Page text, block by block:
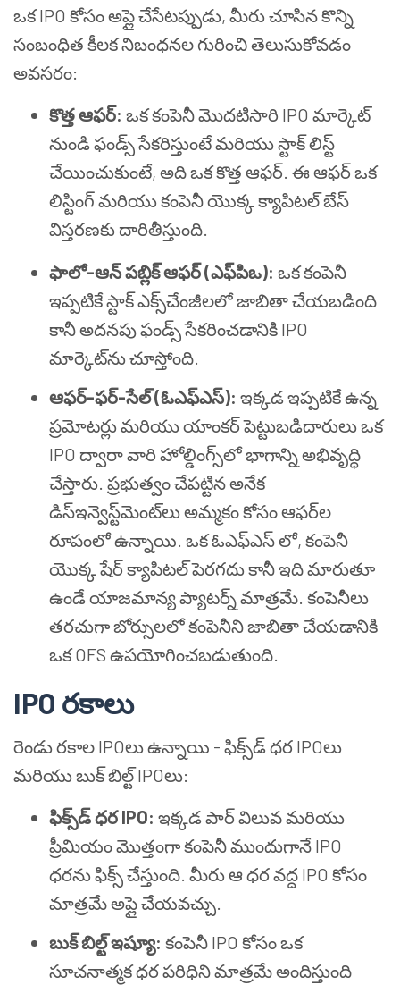
ఒక IPO కోసం అప్లై చేసేటప్పుడు, మీరు చూసిన కొన్ని
సంబంధిత కీలక నిబంధనల గురించి తెలుసుకోవడం
అవసరం:
కొత్త ఆఫర్: ఒక కంపెనీ మొదటిసారి IPO మార్కెట్
నుండి ఫండ్స్ సేకరిస్తుంటే మరియు స్టాక్ లిస్ట్
చేయించుకుంటే, అది ఒక కొత్త ఆఫర్. ఈ ఆఫర్ ఒక
లిస్టింగ్ మరియు కంపెనీ యొక్క క్యాపిటల్ బేస్
విస్తరణకు దారితీస్తుంది.
ఫాలో-ఆన్ పబ్లిక్ ఆఫర్ (ఎఫ్‌పిఒ): ఒక కంపెనీ
ఇప్పటికే స్టాక్ ఎక్స్‌చేంజీలలో జాబితా చేయబడింది
కానీ అదనపు ఫండ్స్ సేకరించడానికి IPO
మార్కెట్‌ను చూస్తోంది.
ఆఫర్-ఫర్-సేల్ (ఓఎఫ్ఎస్): ఇక్కడ ఇప్పటికే ఉన్న
ప్రమోటర్లు మరియు యాంకర్ పెట్టుబడిదారులు ఒక
IPO ద్వారా వారి హోల్డింగ్స్‌లో భాగాన్ని అభివృద్ధి
చేస్తారు. ప్రభుత్వం చేపట్టిన అనేక
డిస్‌ఇన్వెస్ట్‌మెంట్‌లు అమ్మకం కోసం ఆఫర్‌ల
రూపంలో ఉన్నాయి. ఒక ఓఎఫ్ఎస్ లో, కంపెనీ
యొక్క షేర్ క్యాపిటల్ పెరగదు కానీ ఇది మారుతూ
ఉండే యాజమాన్య ప్యాటర్న్ మాత్రమే. కంపెనీలు
తరచుగా బోర్సులలో కంపెనీని జాబితా చేయడానికి
ఒక OFS ఉపయోగించబడుతుంది.
IPO రకాలు
రెండు రకాల IPOలు ఉన్నాయి - ఫిక్స్‌డ్ ధర IPOలు
మరియు బుక్ బిల్ట్ IPOలు:
ఫిక్స్‌డ్ ధర IPO: ఇక్కడ పార్ విలువ మరియు
ప్రీమియం మొత్తంగా కంపెనీ ముందుగానే IPO
ధరను ఫిక్స్ చేస్తుంది. మీరు ఆ ధర వద్ద IPO కోసం
మాత్రమే అప్లై చేయవచ్చు.
బుక్ బిల్ట్ ఇష్యూ: కంపెనీ IPO కోసం ఒక
సూచనాత్మక ధర పరిధిని మాత్రమే అందిస్తుంది